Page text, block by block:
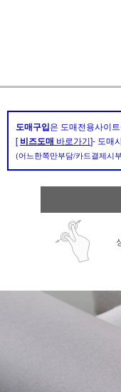
도매구입은 도매전용사이
[ 비즈도매 바로가기]- 도매
(어느한쪽만부담/카드결제시